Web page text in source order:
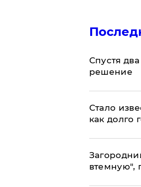
Спустя
решение
Стало
как долго
втемную",